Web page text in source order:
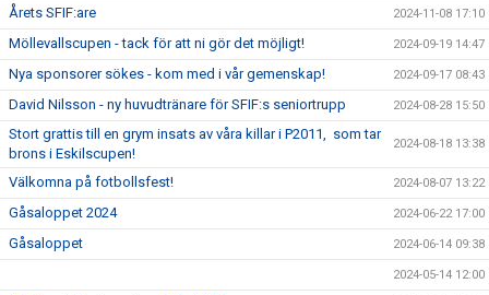
Årets SFIF:are 2024-11-08 17:10
Möllevallscupen - tack för att ni gör det möjligt! 2024-09-19 14:47
Nya sponsorer sökes - kom med i vår gemenskap! 2024-09-17 08:43
David Nilsson - ny huvudtränare för SFIF:s seniortrupp 2024-08-28 15:50
Stort grattis till en grym insats av våra killar i P2011, som tar
brons i Eskilscupen!
2024-08-18 13:38
Välkomna på fotbollsfest! 2024-08-07 13:22
Gåsaloppet 2024 2024-06-22 17:00
Gåsaloppet 2024-06-14 09:38
2024-05-14 12:00